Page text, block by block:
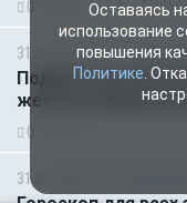
0
31.07.2026 15:40
Подростка и 22-
жестоко убили на
0
31.07.2026 01:00
Оставаясь
использование
повышения
Политике .